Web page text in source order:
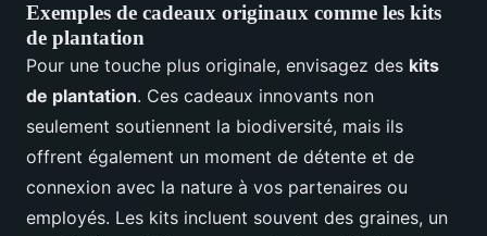
Exemples de cadeaux originaux comme les kits
de plantation
Pour une touche plus originale, envisagez des kits
de plantation. Ces cadeaux innovants non
seulement soutiennent la biodiversité, mais ils
offrent également un moment de détente et de
connexion avec la nature à vos partenaires ou
employés. Les kits incluent souvent des graines, un